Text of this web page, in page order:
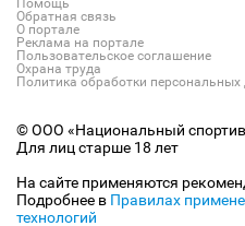
Обратная связь
О портале
Реклама на портале
Пользовательское соглашение
Охрана труда
Политика обработки
© ООО «Национальный
Для лиц старше 18 лет
На сайте применяются
Подробнее в Правилах
технологий